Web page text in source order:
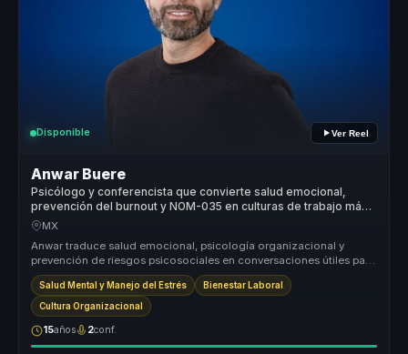
Disponible Ver Reel
Anwar Buere
Psicólogo y conferencista que convierte salud emocional,
prevención del burnout y NOM-035 en culturas de trabajo más
humanas.
MX
Anwar traduce salud emocional, psicología organizacional y
prevención de riesgos psicosociales en conversaciones útiles para
empresas. Ay...
Salud Mental y Manejo del Estrés Bienestar Laboral
Cultura Organizacional
15años 2conf.